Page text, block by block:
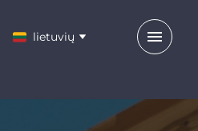
lietuvių